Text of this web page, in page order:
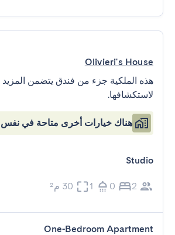
Olivieri's House
هذه الملكية جزء من فندق يتضمن المزيد
لاستكشافها.
هناك خيارات أخرى متاحة في نفس
Studio
2
0
1 30 م²
One-Bedroom Apartment